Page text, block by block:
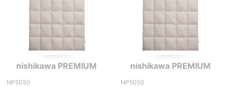
nishikawa PREMIUM
NP5050
nishikawa PREMIUM
NP5050